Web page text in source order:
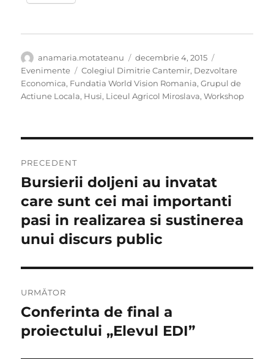
Autor
anamaria.motateanu
Publicat
pe
decembrie 4, 2015
Evenimente
Etichete
Colegiul Dimitrie Cantemir, Dezvoltare
Economica, Fundatia World Vision Romania,Grupul de
Actiune Locala, Husi, Liceul Agricol Miroslava,Workshop
în
articole
PRECEDENT
Articolul
anterior:
Bursierii doljeni au invatat
care sunt cei mai importanti
pasi in realizarea si sustinerea
unui discurs public
URMĂTOR
Articolul
următor:
Conferinta de final a
proiectului „Elevul EDI”